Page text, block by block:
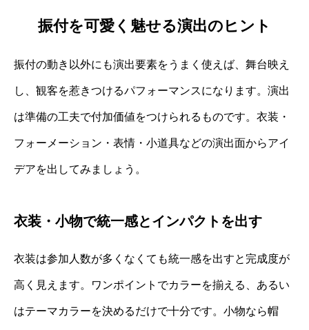
振付を可愛く魅せる演出のヒント
振付の動き以外にも演出要素をうまく使えば、舞台映え
し、観客を惹きつけるパフォーマンスになります。演出
は準備の工夫で付加価値をつけられるものです。衣装・
フォーメーション・表情・小道具などの演出面からアイ
デアを出してみましょう。
衣装・小物で統一感とインパクトを出す
衣装は参加人数が多くなくても統一感を出すと完成度が
高く見えます。ワンポイントでカラーを揃える、あるい
はテーマカラーを決めるだけで十分です。小物なら帽